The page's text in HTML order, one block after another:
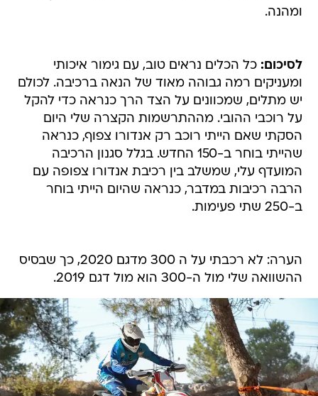
ומהנה.
לסיכום: כל הכלים נראים טוב, עם גימור איכותי
ומעניקים רמה גבוהה מאוד של הנאה ברכיבה. לכולם
יש מתלים, שמכוונים על הצד הרך כנראה כדי להקל
על רוכבי ההובי. מההתרשמות הקצרה שלי היום
הסקתי שאם הייתי רוכב רק אנדורו צפוף, כנראה
שהייתי בוחר ב-150 החדש. בגלל סגנון הרכיבה
המועדף עלי, שמשלב בין רכיבת אנדורו צפופה עם
הרבה רכיבות במדבר, כנראה שהיום הייתי בוחר
ב-250 שתי פעימות.
הערה: לא רכבתי על ה 300 מדגם 2020, כך שבסיס
ההשוואה שלי מול ה-300 הוא מול דגם 2019.